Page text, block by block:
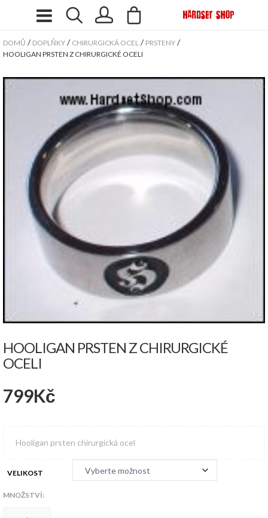
DOMŮ / DOPLŇKY / CHIRURGICKÁ OCEL / PRSTENY /
HOOLIGAN PRSTEN Z CHIRURGICKÉ OCELI
HOOLIGAN PRSTEN Z CHIRURGICKÉ
OCELI
799Kč
Hooligan prsten chirurgická ocel
VELIKOST
MNOŽSTVÍ: